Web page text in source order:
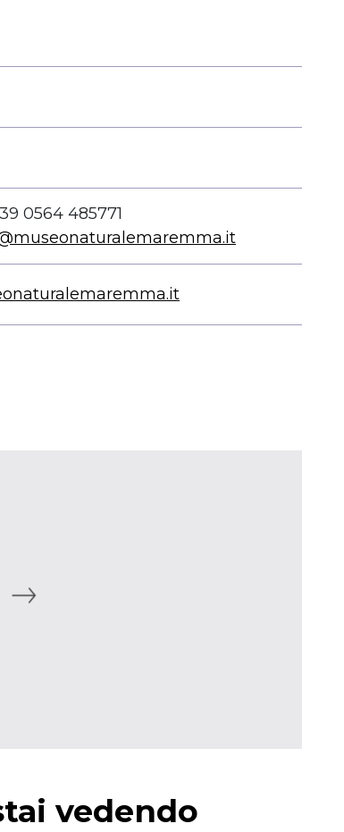
0564 485771
vedendo